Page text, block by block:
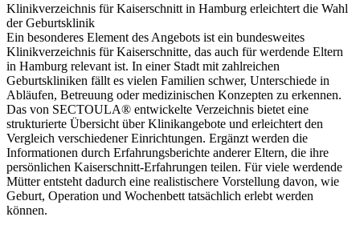
Klinikverzeichnis für Kaiserschnitt in Hamburg erleichtert die Wahl
der Geburtsklinik
Ein besonderes Element des Angebots ist ein bundesweites
Klinikverzeichnis für Kaiserschnitte, das auch für werdende Eltern
in Hamburg relevant ist. In einer Stadt mit zahlreichen
Geburtskliniken fällt es vielen Familien schwer, Unterschiede in
Abläufen, Betreuung oder medizinischen Konzepten zu erkennen.
Das von SECTOULA® entwickelte Verzeichnis bietet eine
strukturierte Übersicht über Klinikangebote und erleichtert den
Vergleich verschiedener Einrichtungen. Ergänzt werden die
Informationen durch Erfahrungsberichte anderer Eltern, die ihre
persönlichen Kaiserschnitt-Erfahrungen teilen. Für viele werdende
Mütter entsteht dadurch eine realistischere Vorstellung davon, wie
Geburt, Operation und Wochenbett tatsächlich erlebt werden
können.